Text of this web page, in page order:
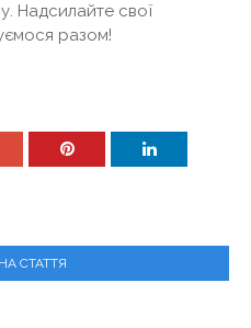
Надсилайте свої
разом!
СТАТТЯ